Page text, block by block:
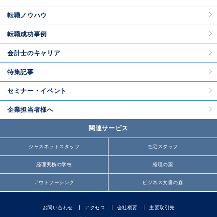
転職ノウハウ
転職成功事例
会計士のキャリア
特集記事
セミナー・イベント
企業担当者様へ
関連サービス
ジャスネットスタッフ 在宅スタッフ
経理実務の学校 経理の薬
アウトソーシング ビジネス文書の森
お問い合わせ アクセス 会社概要 主要取引先